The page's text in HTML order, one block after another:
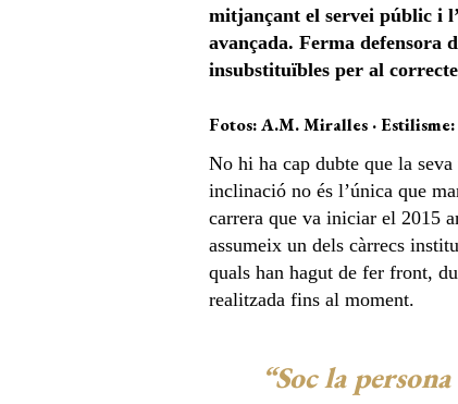
mitjançant el servei públic i
avançada. Ferma defensora
insubstituïbles per al
Fotos: A.M. Miralles ·
No hi ha cap dubte que la
inclinació no és l’única que
carrera que va iniciar el 2015
assumeix un dels càrrecs
quals han hagut de fer front,
realitzada fins al moment.
“Soc la